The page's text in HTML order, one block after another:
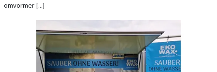
omvormer [...]